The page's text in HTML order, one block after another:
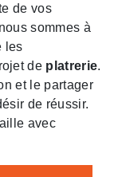
de vos
sommes à
les
de platrerie.
et le partager
de réussir.
avec